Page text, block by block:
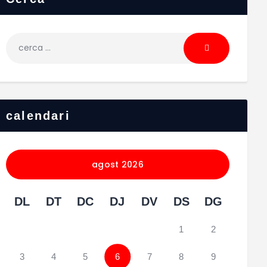
calendari
agost 2026
DL DT DC DJ DV DS DG
1 2
3 4 5 6 7 8 9